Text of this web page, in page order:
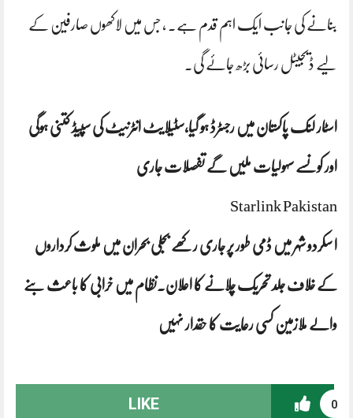
بنانے کی جانب ایک اہم قدم ہے. ، جس میں لاکھوں صارفین کے
لیے ڈیجیٹل رسائی بڑھ جائے گی.
اسٹار لنک پاکستان میں‌ رجسٹرڈ ہو گیا،سٹیلایٹ انٹرنیٹ کی سپیڈ کتنی ہوگی
اور کونسے سہولیات ملیں گے تفصلات جاری
Starlink Pakistan
ا سکردو شہر میں ڈمی طور پر جاری رکھے بجلی بحران میں ملوث کرداروں
کے خلاف جلد تحریک چلانے کا اعلان۔نظام میں خرابی کا باعث بنے
والے ملازمین کسی رعایت کا حقدار نہیں
0
LIKE